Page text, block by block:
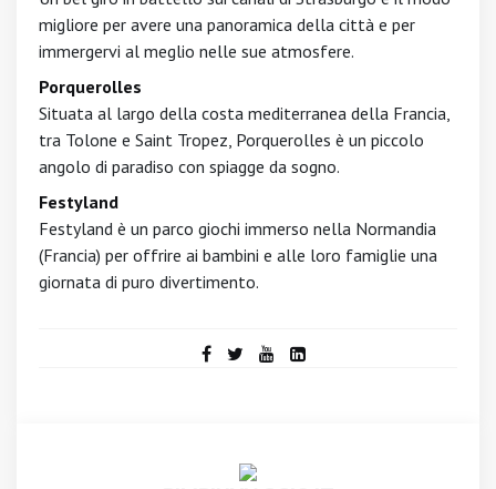
migliore per avere una panoramica della città e per
immergervi al meglio nelle sue atmosfere.
Porquerolles
Situata al largo della costa mediterranea della Francia,
tra Tolone e Saint Tropez, Porquerolles è un piccolo
angolo di paradiso con spiagge da sogno.
Festyland
Festyland è un parco giochi immerso nella Normandia
(Francia) per offrire ai bambini e alle loro famiglie una
giornata di puro divertimento.